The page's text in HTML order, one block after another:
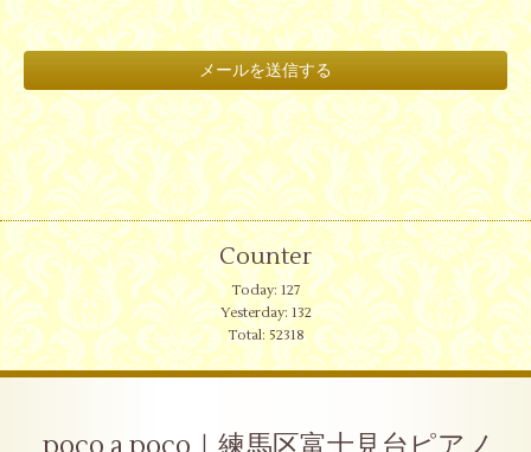
Counter
Today:127
Yesterday: 132
Total: 52318